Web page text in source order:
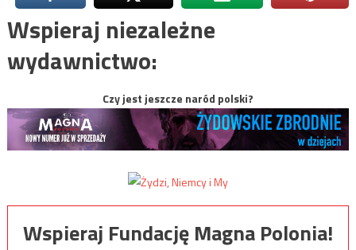
Wspieraj niezależne
wydawnictwo:
Czy jest jeszcze naród polski?
Wspieraj Fundację Magna Polonia!